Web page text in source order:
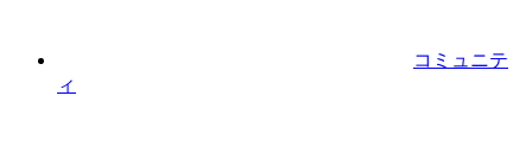
コミュニテ
ィ